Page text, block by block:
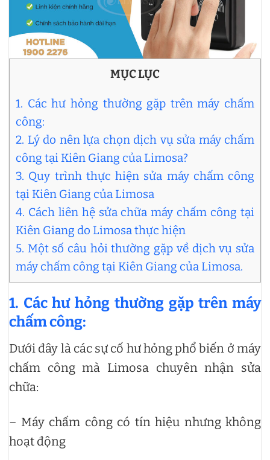
MỤC LỤC
1. Các hư hỏng thường gặp trên máy chấm
công:
2. Lý do nên lựa chọn dịch vụ sửa máy chấm
công tại Kiên Giang của Limosa?
3. Quy trình thực hiện sửa máy chấm công
tại Kiên Giang của Limosa
4. Cách liên hệ sửa chữa máy chấm công tại
Kiên Giang do Limosa thực hiện
5. Một số câu hỏi thường gặp về dịch vụ sửa
máy chấm công tại Kiên Giang của Limosa.
1. Các hư hỏng thường gặp trên máy
chấm công:
Dưới đây là các sự cố hư hỏng phổ biến ở máy
chấm công mà Limosa chuyên nhận sửa
chữa:
– Máy chấm công có tín hiệu nhưng không
hoạt động